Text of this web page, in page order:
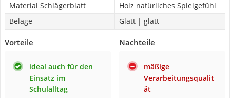
Material Schlägerblatt
Holz natürliches Spielgefühl
Beläge
Glatt | glatt
Vorteile
ideal auch für den
Einsatz im
Schulalltag
Nachteile
mäßige
Verarbeitungsqualit
ät